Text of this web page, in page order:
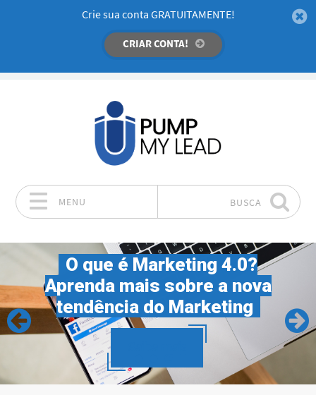
Crie sua conta GRATUITAMENTE!
CRIAR CONTA!
MENU BUSCA
O que é Marketing 4.0?
Aprenda mais sobre a nova
tendência do Marketing